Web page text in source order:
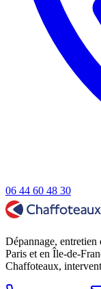
06 44 60 48 30
Dépannage,
Paris et en Île-de-
Chaffoteaux,